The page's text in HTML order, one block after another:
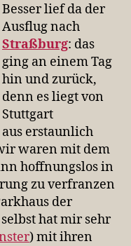
Besser lief da der
Ausflug nach
Straßburg: das
ging an einem Tag
hin und zurück,
denn es liegt von
Stuttgart
aus erstaunlich
waren mit dem
hoffnungslos in
zu verfranzen
der
hat mir sehr
) mit ihren